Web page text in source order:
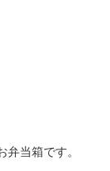
当箱です。